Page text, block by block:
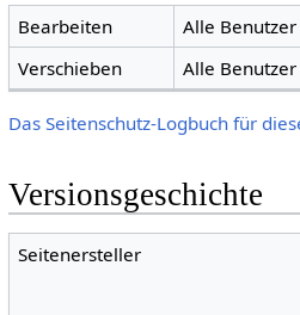
Bearbeiten
Alle
Verschieben
Alle
Das Seitenschutz-Logbuch für
Versionsgeschichte
Seitenersteller